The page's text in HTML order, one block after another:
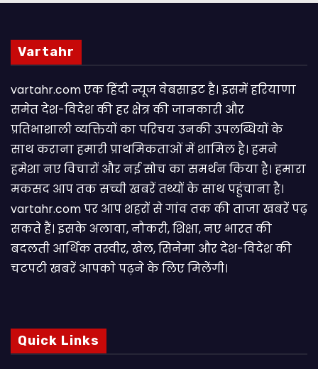
Vartahr
vartahr.com एक हिंदी न्यूज वेबसाइट है। इसमें हरियाणा
समेत देश-विदेश की हर क्षेत्र की जानकारी और
प्रतिभाशाली व्यक्तियों का परिचय उनकी उपलब्धियों के
साथ कराना हमारी प्राथमिकताओं में शामिल है। हमने
हमेशा नए विचारों और नई सोच का समर्थन किया है। हमारा
मकसद आप तक सच्ची खबरें तथ्यों के साथ पहुंचाना है।
vartahr.com पर आप शहरों से गांव तक की ताजा खबरें पढ़
सकते हैं। इसके अलावा, नौकरी, शिक्षा, नए भारत की
बदलती आर्थिक तस्वीर, खेल, सिनेमा और देश-विदेश की
चटपटी खबरें आपकाे पढ़ने के लिए मिलेंगी।
Quick Links